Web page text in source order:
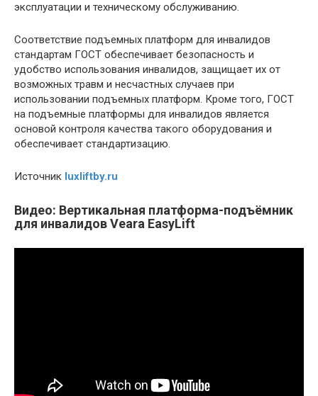
эксплуатации и техническому обслуживанию.
Соответствие подъемных платформ для инвалидов
стандартам ГОСТ обеспечивает безопасность и
удобство использования инвалидов, защищает их от
возможных травм и несчастных случаев при
использовании подъемных платформ. Кроме того, ГОСТ
на подъемные платформы для инвалидов является
основой контроля качества такого оборудования и
обеспечивает стандартизацию.
Источник luxliftby.ru
Видео: Вертикальная платформа-подъёмник
для инвалидов Veara EasyLift